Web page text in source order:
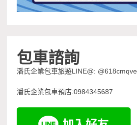
包車諮詢
潘氏企業包車旅遊LINE@: @618cmqve
潘氏企業包車預店:0984345687